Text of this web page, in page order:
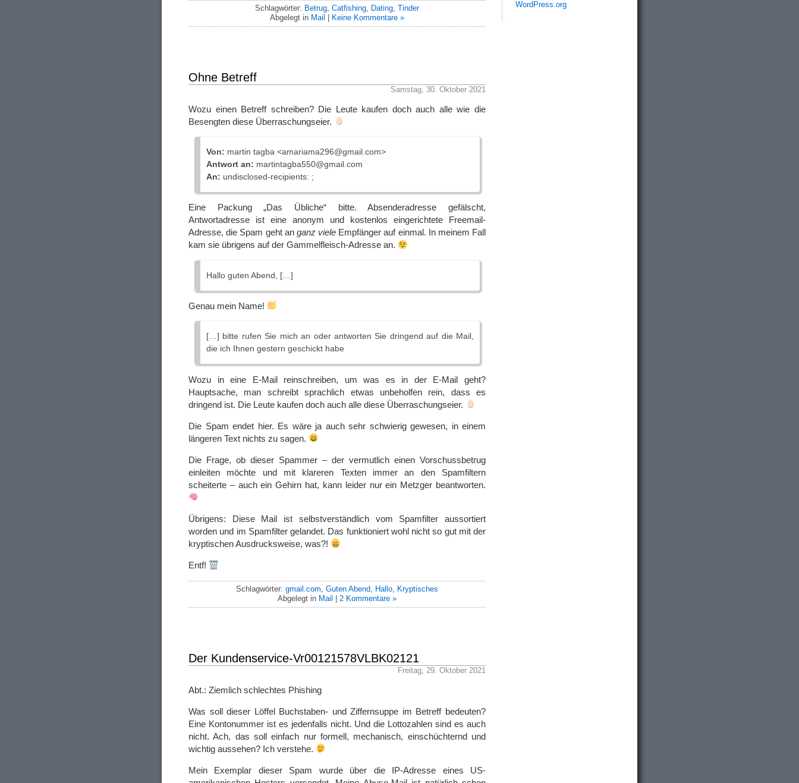
Schlagwörter: Betrug Catfishing Dating Tinder
Abgelegt in Mail | Keine Kommentare »
Ohne Betreff
Samstag, 30. Oktober 2021
Wozu einen Betreff schreiben? Die Leute kaufen doch auch alle wie die
Besengten diese Überraschungseier.
Von: martin tagba <amariama296@gmail.com>
Antwort an: martintagba550@gmail.com
An: undisclosed-recipients: ;
Eine Packung „Das Übliche“ bitte. Absenderadresse gefälscht,
Antwortadresse ist eine anonym und kostenlos eingerichtete Freemail-
Adresse, die Spam geht an ganz viele Empfänger auf einmal. In meinem Fall
kam sie übrigens auf der Gammelfleisch-Adresse an.
Hallo guten Abend, […]
Genau mein Name!
[…] bitte rufen Sie mich an oder antworten Sie dringend auf die Mail,
die ich Ihnen gestern geschickt habe
Wozu in eine E-Mail reinschreiben, um was es in der E-Mail geht?
Hauptsache, man schreibt sprachlich etwas unbeholfen rein, dass es
dringend ist. Die Leute kaufen doch auch alle diese Überraschungseier.
Die Spam endet hier. Es wäre ja auch sehr schwierig gewesen, in einem
längeren Text nichts zu sagen.
Die Frage, ob dieser Spammer – der vermutlich einen Vorschussbetrug
einleiten möchte und mit klareren Texten immer an den Spamfiltern
scheiterte – auch ein Gehirn hat, kann leider nur ein Metzger beantworten.
Übrigens: Diese Mail ist selbstverständlich vom Spamfilter aussortiert
worden und im Spamfilter gelandet. Das funktioniert wohl nicht so gut mit der
kryptischen Ausdrucksweise, was?!
Entf!
Schlagwörter: gmail.com Guten Abend Hallo Kryptisches
Abgelegt in Mail | 2 Kommentare »
Der Kundenservice-Vr00121578VLBK02121
Freitag, 29. Oktober 2021
Abt.: Ziemlich schlechtes Phishing
Was soll dieser Löffel Buchstaben- und Ziffernsuppe im Betreff bedeuten?
Eine Kontonummer ist es jedenfalls nicht. Und die Lottozahlen sind es auch
nicht. Ach, das soll einfach nur formell, mechanisch, einschüchternd und
wichtig aussehen? Ich verstehe.
Mein Exemplar dieser Spam wurde über die IP-Adresse eines US-
WordPress.org